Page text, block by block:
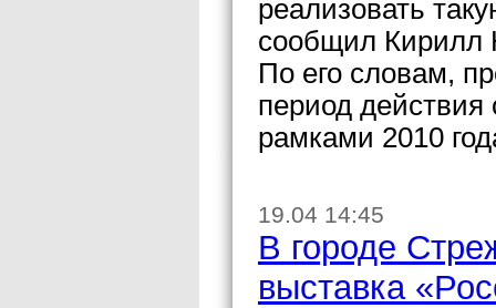
реализовать
сообщил Кирилл
По его словам,
период действия
рамками 2010
19.04 14:45
В городе
выставка